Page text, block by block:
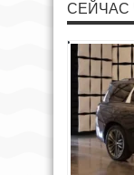
СЕЙЧАС